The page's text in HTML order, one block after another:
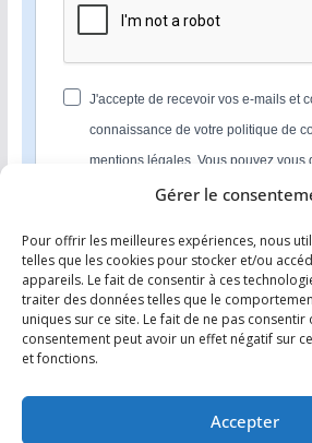
Gérer le
Pour offrir les meilleures expériences, nous
telles que les cookies pour stocker et/ou
appareils. Le fait de consentir à ces
traiter des données telles que le
uniques sur ce site. Le fait de ne pas
consentement peut avoir un effet négatif sur
et fonctions.
Accepter
J'accepte de recevoir vos e-mails et
connaissance de votre politique de
mentions légales. Vous pouvez vous
moment en cliquant sur le lien
S'INSCRIRE
Nous utilisons Sendinblue en tant
marketing. En soumettant ce
reconnaissez que les informations
seront transmises à Sendinblue en